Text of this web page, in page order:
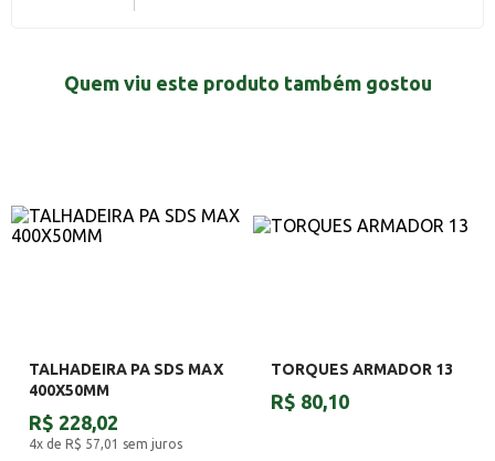
Quem viu este produto também gostou
TALHADEIRA PA SDS MAX
400X50MM
R$ 228,02
4x de R$ 57,01 sem juros
TORQUES ARMADOR 13
R$ 80,10